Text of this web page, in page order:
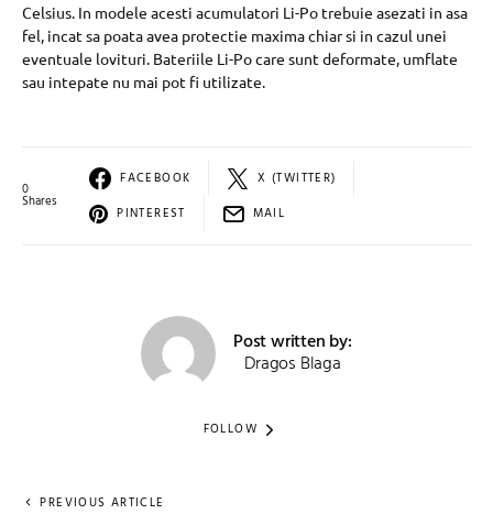
Celsius. In modele acesti acumulatori Li-Po trebuie asezati in asa
fel, incat sa poata avea protectie maxima chiar si in cazul unei
eventuale lovituri. Bateriile Li-Po care sunt deformate, umflate
sau intepate nu mai pot fi utilizate.
0
Shares
FACEBOOK
X (TWITTER)
PINTEREST
MAIL
Post written by:
Dragos Blaga
FOLLOW
PREVIOUS ARTICLE